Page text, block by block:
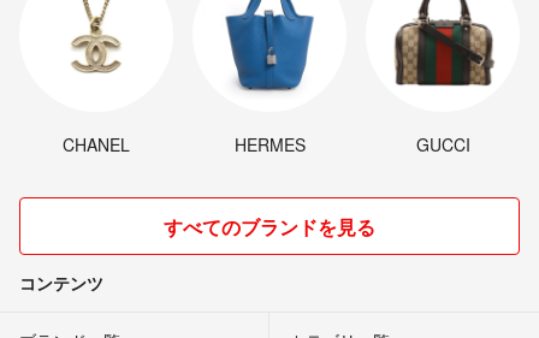
CHANEL HERMES GUCCI
すべてのブランドを見る
コンテンツ